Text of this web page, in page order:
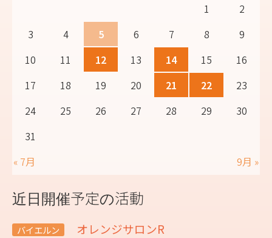
1
2
3
4 5 6 7 8
9
10
11 12 13 14 15
16
17
18 19 20 21 22
23
24
25 26 27 28 29
30
31
« 7月
9月 »
近日開催予定の活動
バイエルン オレンジサロンR